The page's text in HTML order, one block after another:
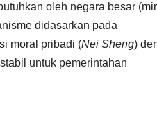
oleh negara besar
didasarkan pada
moral pribadi (Nei Sheng)
untuk pemerintahan